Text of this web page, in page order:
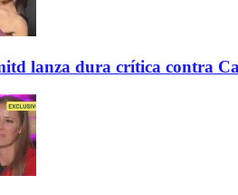
lanza dura crítica contra